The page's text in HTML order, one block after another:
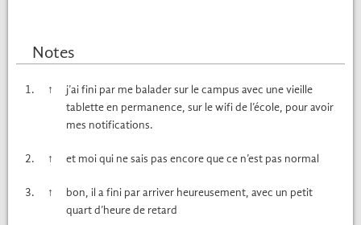
Notes
1. ↑
j’ai fini par me balad­er sur le cam­pus avec une vieille
tablette en per­ma­nence, sur le wifi de l’école, pour avoir
mes noti­fi­ca­tions.
2. ↑ et moi qui ne sais pas encore que ce n’est pas nor­mal
3. ↑
bon, il a fini par arriv­er heureuse­ment, avec un petit
quart d’heure de retard